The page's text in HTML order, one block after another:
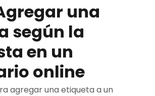
una
según la
en un
online
agregar una etiqueta a un